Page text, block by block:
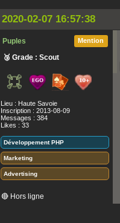
2020-02-07 16:57:38
Mention
Puples
🥉 Grade : Scout
Lieu : Haute Savoie
Inscription : 2013-08-09
Messages : 384
Likes : 33
Développement PHP
Marketing
Advertising
🔴 Hors ligne